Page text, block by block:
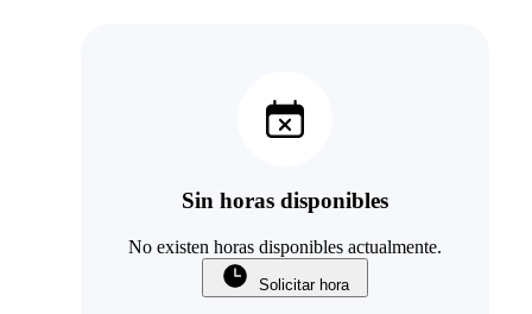
Sin horas disponibles
No existen horas disponibles actualmente.
Solicitar hora